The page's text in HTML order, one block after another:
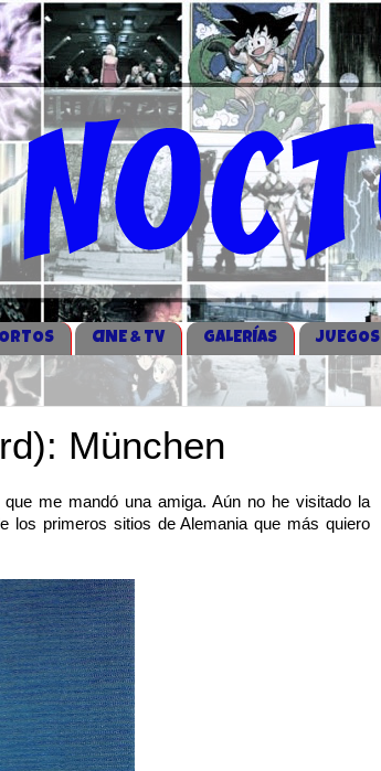
CINE & TV GALERÍAS JUEGOS
München
me mandó una amiga. Aún no he visitado la
los primeros sitios de Alemania que más quiero